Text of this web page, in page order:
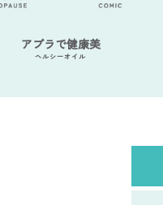
アブラで健康美
ヘルシーオイル